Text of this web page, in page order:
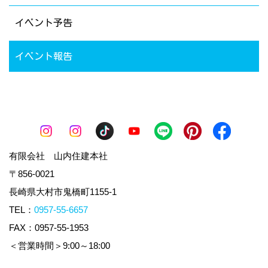
イベント予告
イベント報告
有限会社 山内住建本社
〒856-0021
長崎県大村市鬼橋町1155-1
TEL： 0957-55-6657
FAX：0957-55-1953
＜営業時間＞9:00～18:00